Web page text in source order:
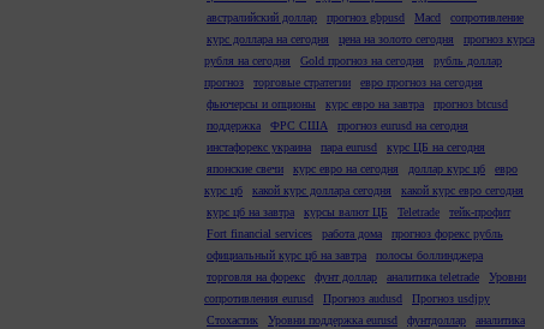
австралийский доллар
прогноз gbpusd Macd
сопротивление
курс доллара на сегодня
цена на золото сегодня
прогноз курса
рубля на сегодня
Gold прогноз на сегодня
рубль доллар
прогноз
торговые стратегии
евро прогноз на сегодня
фьючерсы и опционы
курс евро на завтра
прогноз btcusd
поддержка
ФРС США
прогноз eurusd на сегодня
инстафорекс украина
пара eurusd
курс ЦБ на сегодня
японские свечи
курс евро на сегодня доллар курс цб
евро
курс цб
какой курс доллара сегодня
какой курс евро сегодня
курс цб на завтра
курсы валют ЦБ Teletrade
тейк-профит
Fort financial services
работа дома
прогноз форекс рубль
официальный курс цб на завтра
полосы боллинджера
торговля на форекс
фунт доллар аналитика teletrade
Уровни
сопротивления eurusd
Прогноз audusd
Прогноз usdjpy
Стохастик
Уровни поддержка eurusd фунтдоллар
аналитика